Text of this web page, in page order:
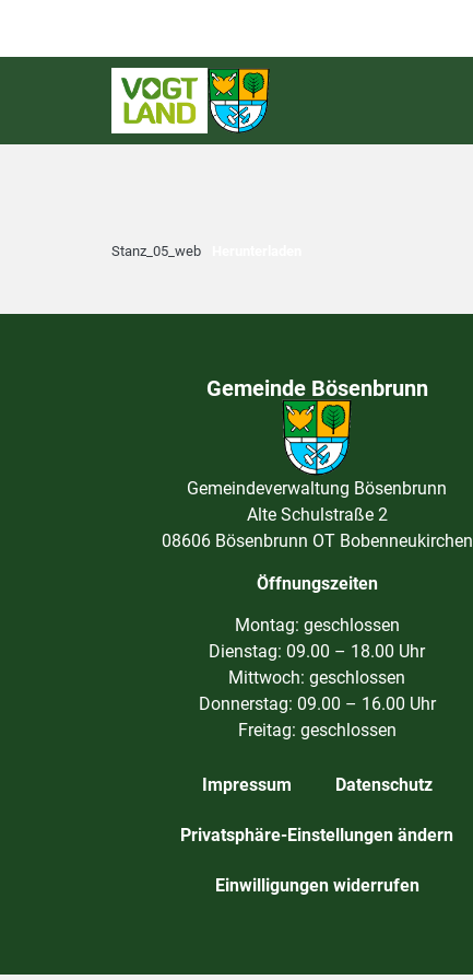
Stanz_05_web
Gemeinde Bösenbrunn
Gemeindeverwaltung Bösenbrunn
Alte Schulstraße 2
08606 Bösenbrunn OT Bobenneukirchen
Öffnungszeiten
Montag: geschlossen
Dienstag: 09.00 – 18.00 Uhr
Mittwoch: geschlossen
Donnerstag: 09.00 – 16.00 Uhr
Freitag: geschlossen
Impressum Datenschutz
Privatsphäre-Einstellungen ändern
Einwilligungen widerrufen